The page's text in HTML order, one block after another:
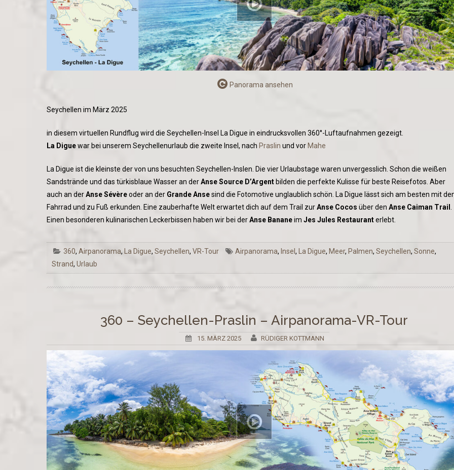
Panorama ansehen
Seychellen im März 2025
in diesem virtuellen Rundflug wird die Seychellen-Insel La Digue in eindrucksvollen 360°-Luftaufnahmen gezeigt.
La Diguewar bei unserem Seychellenurlaub die zweite Insel, nach Praslin und vor Mahe
La Digue ist die kleinste der von uns besuchten Seychellen-Inslen. Die vier Urlaubstage waren unvergesslich. Schon die weißen
Sandstrände und das türkisblaue Wasser an derAnse Source D’Argent bilden die perfekte Kulisse für beste Reisefotos. Aber
auch an derAnse Sévèreoder an der Grande Ansesind die Fotomotive unglaublich schön. La Digue lässt sich am besten mit
Fahrrad und zu Fuß erkunden. Eine zauberhafte Welt erwartet dich auf dem Trail zurAnse Cocos über den Anse Caiman Trail .
Einen besonderen kulinarischen Leckerbissen haben wir bei derAnse Bananeim Jes Jules Restauranterlebt.
360, Airpanorama, La Digue, Seychellen, VR-Tour Airpanorama, Insel, La Digue, Meer, Palmen,Seychellen,Sonne,
Strand, Urlaub
360 – Seychellen-Praslin – Airpanorama-VR-Tour
15. MÄRZ 2025 RÜDIGER KOTTMANN